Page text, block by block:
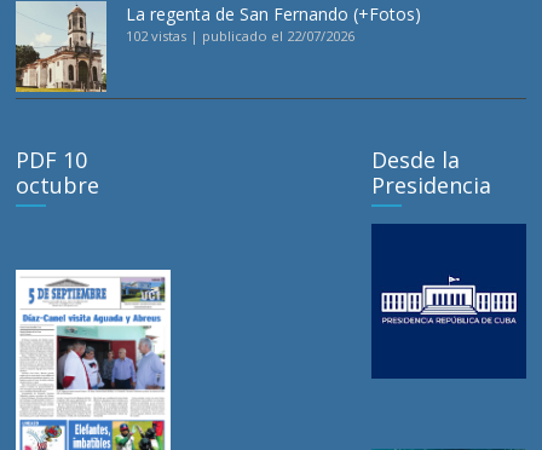
La regenta de San Fernando (+Fotos)
102 vistas | publicado el 22/07/2026
PDF 10
octubre
Desde la
Presidencia